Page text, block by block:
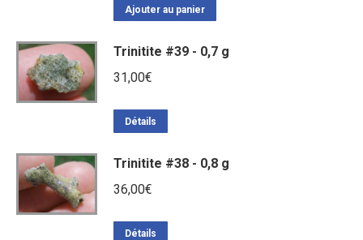
Ajouter au panier
Trinitite #39 - 0,7 g
31,00€
Détails
Trinitite #38 - 0,8 g
36,00€
Détails